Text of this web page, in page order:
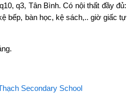
q3, Tân Bình. Có nội thất đầy đủ:
bếp, bàn học, kệ sách,.. giờ giấc tự
Secondary School